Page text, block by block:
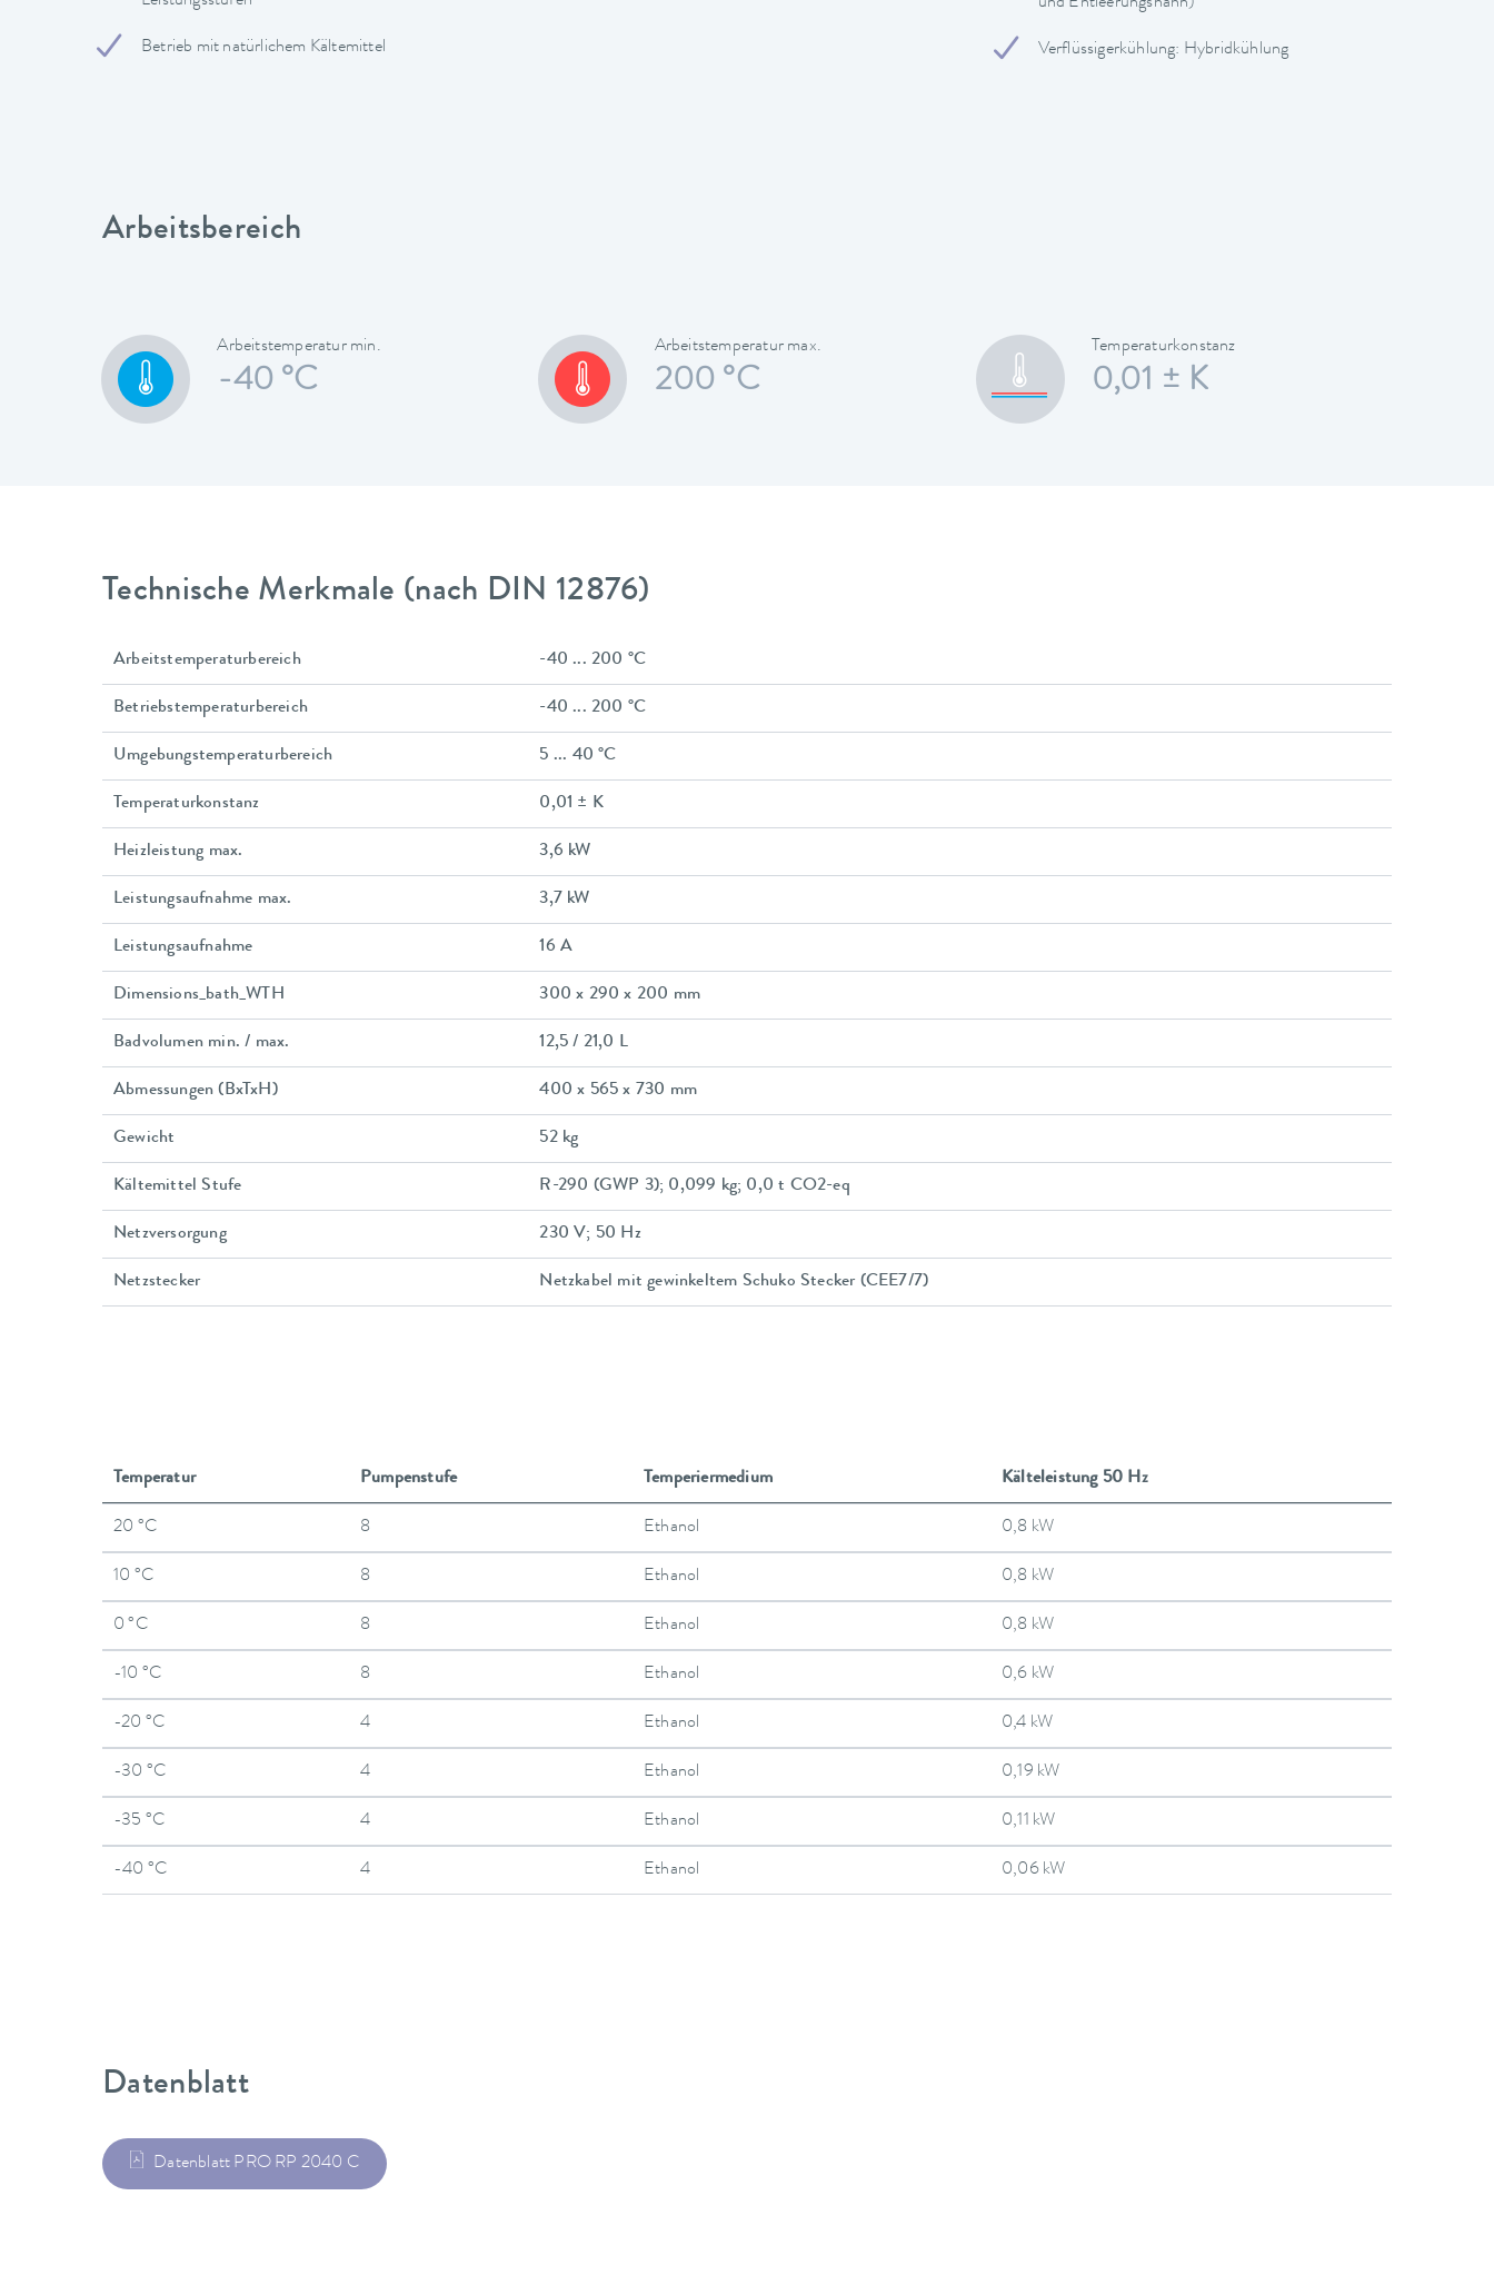
Betrieb mit natürlichem Kältemittel Verflüssigerkühlung: Hybridkühlung
Arbeitsbereich
Arbeitstemperatur min.
-40 °C
Arbeitstemperatur max.
200 °C
Temperaturkonstanz
0,01 ± K
Technische Merkmale (nach DIN 12876)
Arbeitstemperaturbereich -40 ... 200 °C
Betriebstemperaturbereich -40 ... 200 °C
Umgebungstemperaturbereich 5 ... 40 °C
Temperaturkonstanz 0,01 ± K
Heizleistung max. 3,6 kW
Leistungsaufnahme max. 3,7 kW
Leistungsaufnahme 16 A
Dimensions_bath_WTH 300 x 290 x 200 mm
Badvolumen min. / max. 12,5 / 21,0 L
Abmessungen (BxTxH) 400 x 565 x 730 mm
Gewicht 52 kg
Kältemittel Stufe R-290 (GWP 3); 0,099 kg; 0,0 t CO2-eq
Netzversorgung 230 V; 50 Hz
Netzstecker Netzkabel mit gewinkeltem Schuko Stecker (CEE7/7)
Temperatur Pumpenstufe Temperiermedium Kälteleistung 50 Hz
20 °C 8 Ethanol 0,8 kW
10 °C 8 Ethanol 0,8 kW
0 °C 8 Ethanol 0,8 kW
-10 °C 8 Ethanol 0,6 kW
-20 °C 4 Ethanol 0,4 kW
-30 °C 4 Ethanol 0,19 kW
-35 °C 4 Ethanol 0,11 kW
-40 °C 4 Ethanol 0,06 kW
Datenblatt
Datenblatt PRO RP 2040 C